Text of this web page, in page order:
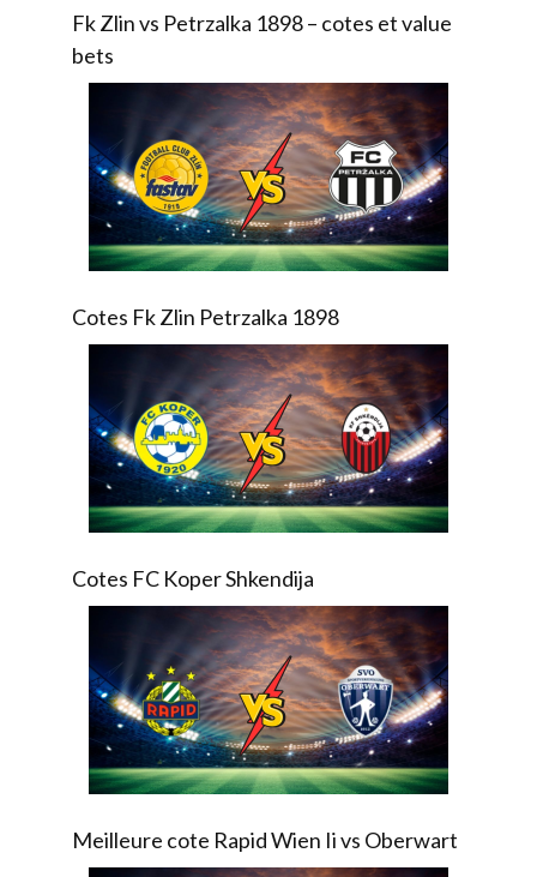
Fk Zlin vs Petrzalka 1898 – cotes et value
bets
Cotes Fk Zlin Petrzalka 1898
Cotes FC Koper Shkendija
Meilleure cote Rapid Wien Ii vs Oberwart